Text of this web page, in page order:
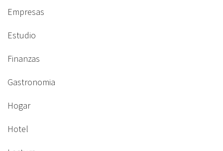
Empresas
Estudio
Finanzas
Gastronomia
Hogar
Hotel